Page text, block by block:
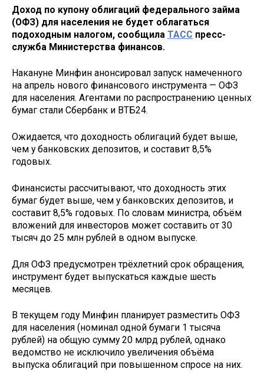
Доход по купону облигаций федерального займа
(ОФЗ) для населения не будет облагаться
подоходным налогом, сообщила ТАСС пресс-
служба Министерства финансов.
Накануне Минфин анонсировал запуск намеченного
на апрель нового финансового инструмента — ОФЗ
для населения. Агентами по распространению ценных
бумаг стали Сбербанк и ВТБ24.
Ожидается, что доходность облигаций будет выше,
чем у банковских депозитов, и составит 8,5%
годовых.
Финансисты рассчитывают, что доходность этих
бумаг будет выше, чем у банковских депозитов, и
составит 8,5% годовых. По словам министра, объём
вложений для инвесторов может составить от 30
тысяч до 25 млн рублей в одном выпуске.
Для ОФЗ предусмотрен трёхлетний срок обращения,
инструмент будет выпускаться каждые шесть
месяцев.
В текущем году Минфин планирует разместить ОФЗ
для населения (номинал одной бумаги 1 тысяча
рублей) на общую сумму 20 млрд рублей, однако
ведомство не исключило увеличения объёма
выпуска облигаций при повышенном спросе на них.